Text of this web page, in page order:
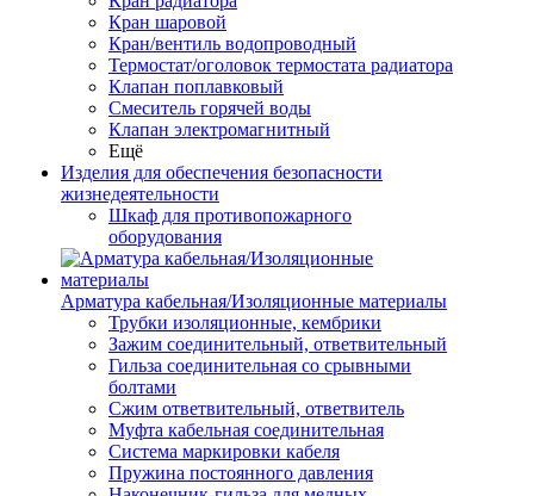
Кран шаровой
Кран/вентиль водопроводный
Термостат/оголовок термостата радиатора
Клапан поплавковый
Смеситель горячей воды
Клапан электромагнитный
Ещё
Изделия для обеспечения безопасности
жизнедеятельности
Шкаф для противопожарного
оборудования
Арматура кабельная/Изоляционные материалы
Трубки изоляционные, кембрики
Зажим соединительный, ответвительный
Гильза соединительная со срывными
болтами
Сжим ответвительный, ответвитель
Муфта кабельная соединительная
Система маркировки кабеля
Пружина постоянного давления